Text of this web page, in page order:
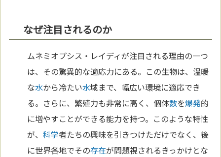
なぜ注目されるのか
ムネミオプシス・レイディが注目される理由の一つ
は、その驚異的な適応力にある。この生物は、温暖
な水から冷たい水域まで、幅広い環境に適応でき
る。さらに、繁殖力も非常に高く、個体数を爆発的
に増やすことができる能力を持つ。このような特性
が、科学者たちの興味を引きつけただけでなく、後
に世界各地でその存在が問題視されるきっかけとな